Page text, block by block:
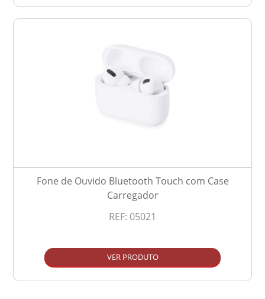
Fone de Ouvido Bluetooth Touch com Case
Carregador
REF: 05021
VER PRODUTO